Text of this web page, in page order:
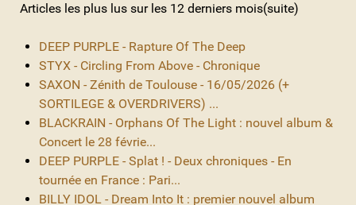
Articles les plus lus sur les 12 derniers mois(suite)
DEEP PURPLE - Rapture Of The Deep
STYX - Circling From Above - Chronique
SAXON - Zénith de Toulouse - 16/05/2026 (+
SORTILEGE & OVERDRIVERS) ...
BLACKRAIN - Orphans Of The Light : nouvel album &
Concert le 28 févrie...
DEEP PURPLE - Splat ! - Deux chroniques - En
tournée en France : Pari...
BILLY IDOL - Dream Into It : premier nouvel album